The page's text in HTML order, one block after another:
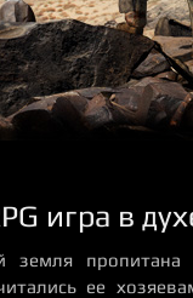
игра в
земля
ее